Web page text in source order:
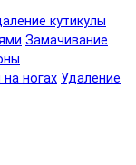
кутикулы
Замачивание
на ногах Удаление